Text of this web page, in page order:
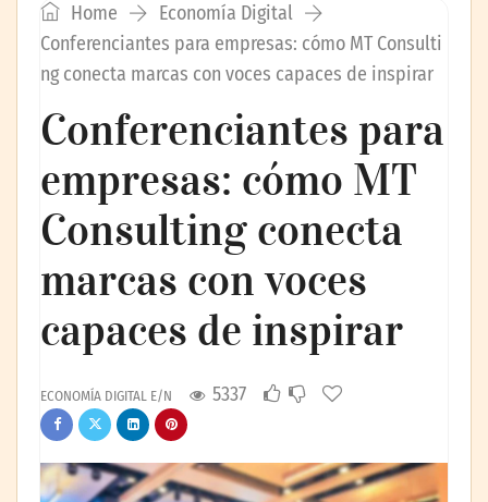
Home
Economía Digital
Conferenciantes para empresas: cómo MT Consulti
ng conecta marcas con voces capaces de inspirar
Conferenciantes para
empresas: cómo MT
Consulting conecta
marcas con voces
capaces de inspirar
ECONOMÍA DIGITAL E/N 5337